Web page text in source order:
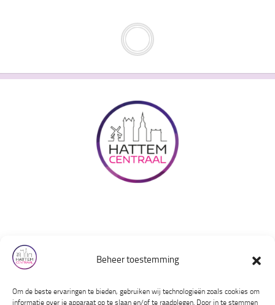
Beheer toestemming
Om de beste ervaringen te bieden, gebruiken wij technologieën zoals cookies om
informatie over je apparaat op te slaan en/of te raadplegen. Door in te stemmen
Over ons
Huishoudelijk reglement